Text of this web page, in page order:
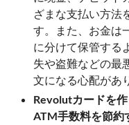
ざまな支払い方法
す。また、お金は
に分けて保管する
失や盗難などの最
文になる心配があ
Revolutカードを
ATM手数料を節約